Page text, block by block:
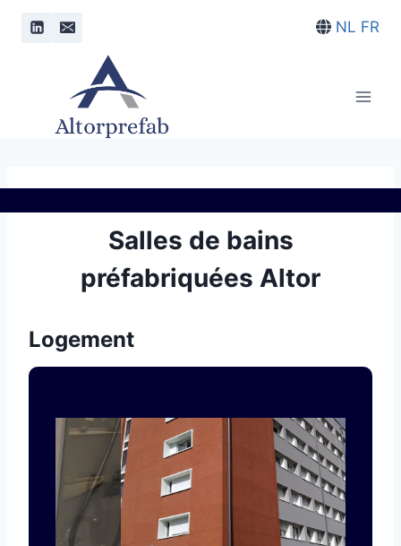
naar
NL FR
Salles de bains
préfabriquées Altor
Logement